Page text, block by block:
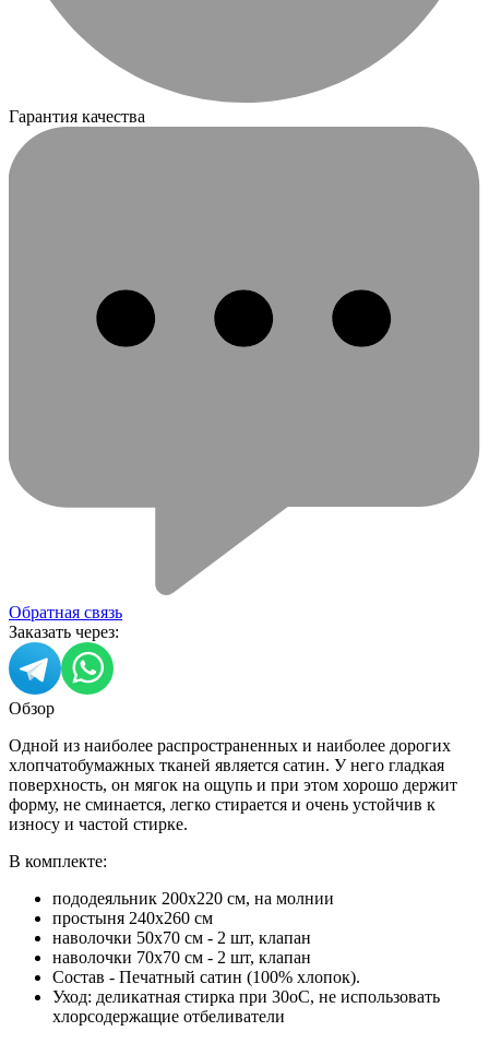
Гарантия качества
Обратная связь
Заказать через:
Обзор
Одной из наиболее распространенных и наиболее дорогих
хлопчатобумажных тканей является сатин. У него гладкая
поверхность, он мягок на ощупь и при этом хорошо держит
форму, не сминается, легко стирается и очень устойчив к
износу и частой стирке.
В комплекте:
пододеяльник 200х220 см, на молнии
простыня 240х260 см
наволочки 50х70 см - 2 шт, клапан
наволочки 70х70 см - 2 шт, клапан
Состав - Печатный сатин (100% хлопок).
Уход: деликатная стирка при 30оС, не использовать
хлорсодержащие отбеливатели